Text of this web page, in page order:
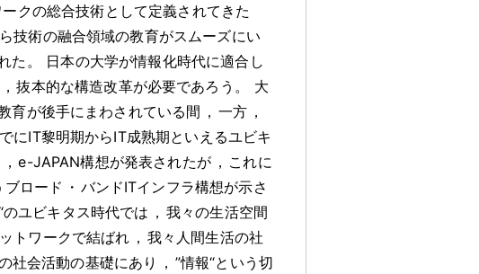
クの総合技術として定義されてきた
技術の融合領域の教育がスムーズにい
た 。
日本の大学が情報化時代に適合し
， 抜本的な構造改革が必要であろう 。
大
育が後手にまわされている間 ， 一方 ，
にIT黎明期からIT成熟期といえるユビキ
， e-JAPAN構想が発表されたが ， これに
ロード ・ バンドITインフラ構想が示さ
ユビキタス時代では ， 我々の生活空間
トワークで結ばれ ， 我々人間生活の社
社会活動の基礎にあり ， ”情報“という切